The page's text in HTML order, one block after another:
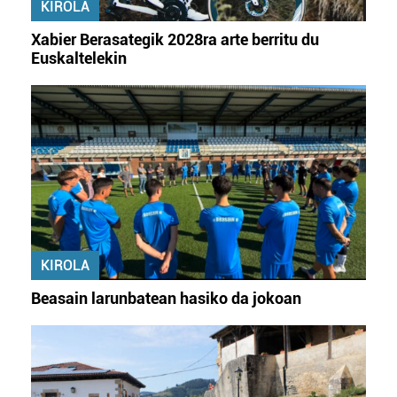
fitxategiak erabiltzen ditu. Zure esperientzia eta
zerbitzuak hobetzeko asmoz, cookie teknologiaz
baliatzen gara. Ohar hau onartuz gero, teknologia hori
erabiltzeko baimen esplizitua ematen diguzu.
irakurri
KIROLA
Xabier Berasategik 2028ra arte berritu du
Euskaltelekin
KIROLA
Beasain larunbatean hasiko da jokoan